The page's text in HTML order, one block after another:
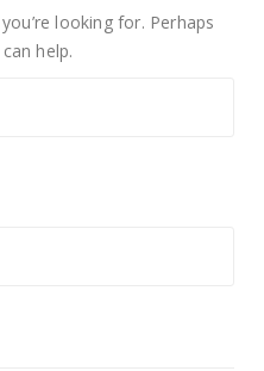
looking for. Perhaps
help.